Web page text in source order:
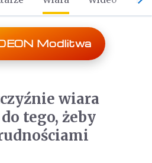
Modlitwa
wiara
tego, żeby